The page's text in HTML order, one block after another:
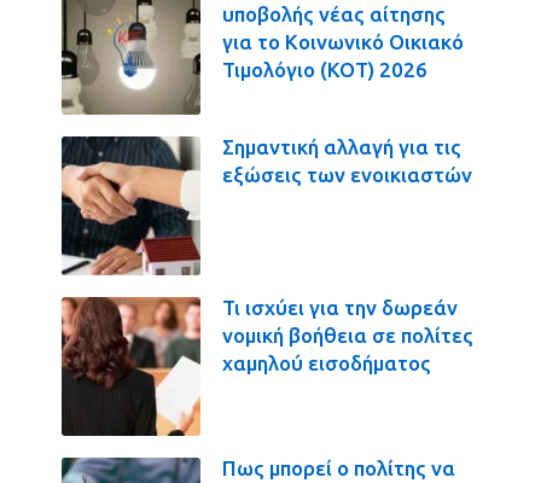
υποβολής νέας αίτησης
για το Κοινωνικό Οικιακό
Τιμολόγιο (ΚΟΤ) 2026
Σημαντική αλλαγή για τις
εξώσεις των ενοικιαστών
Τι ισχύει για την δωρεάν
νομική βοήθεια σε πολίτες
χαμηλού εισοδήματος
Πως μπορεί ο πολίτης να